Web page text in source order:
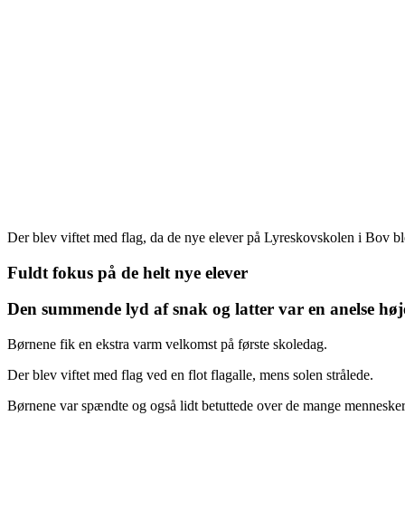
Der blev viftet med flag, da de nye elever på Lyreskovskolen i Bov
Fuldt fokus på de helt nye elever
Den summende lyd af snak og latter var en anelse
Børnene fik en ekstra varm velkomst på første skoledag.
Der blev viftet med flag ved en flot flagalle, mens solen strålede.
Børnene var spændte og også lidt betuttede over de mange